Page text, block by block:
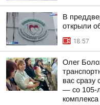
В
открыли
18:57
Олег
вас
— со 105-